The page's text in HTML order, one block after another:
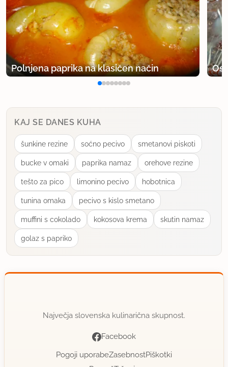
Polnjena paprika na klasičen način
KAJ SE DANES KUHA
šunkine rezine soćno pecivo smetanovi piskoti
bucke v omaki paprika namaz orehove rezine
tešto za pico limonino pecivo hobotnica
tunina omaka pecivo s kislo smetano
muffini s cokolado kokosova krema skutin namaz
golaz s papriko
Največja slovenska kulinarična skupnost.
Facebook
Pogoji uporabeZasebnostPiškotki